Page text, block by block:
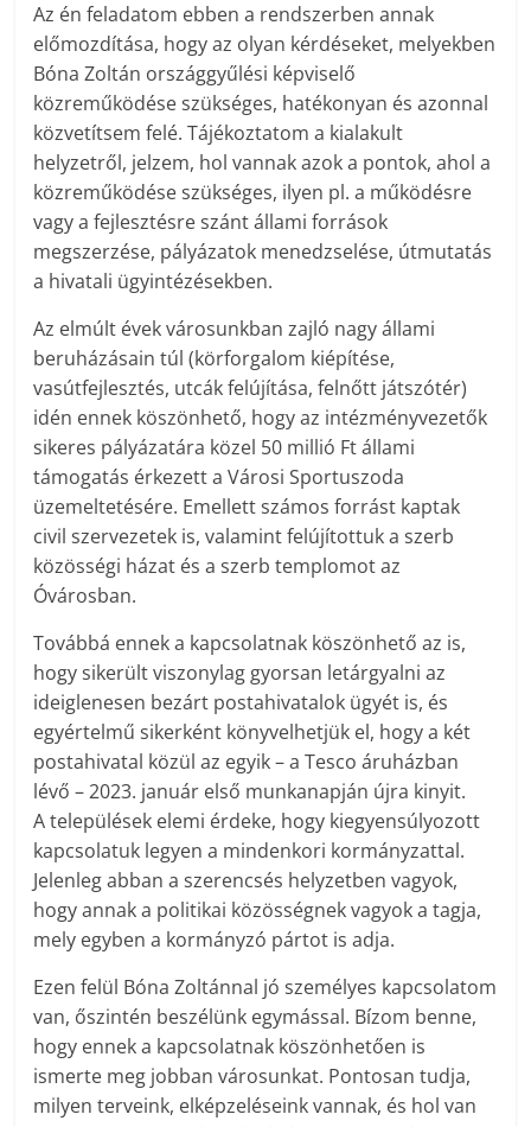
Az én feladatom ebben a rendszerben annak
előmozdítása, hogy az olyan kérdéseket, melyekben
Bóna Zoltán országgyűlési képviselő
közreműködése szükséges, hatékonyan és azonnal
közvetítsem felé. Tájékoztatom a kialakult
helyzetről, jelzem, hol vannak azok a pontok, ahol a
közreműködése szükséges, ilyen pl. a működésre
vagy a fejlesztésre szánt állami források
megszerzése, pályázatok menedzselése, útmutatás
a hivatali ügyintézésekben.
Az elmúlt évek városunkban zajló nagy állami
beruházásain túl (körforgalom kiépítése,
vasútfejlesztés, utcák felújítása, felnőtt játszótér)
idén ennek köszönhető, hogy az intézményvezetők
sikeres pályázatára közel 50 millió Ft állami
támogatás érkezett a Városi Sportuszoda
üzemeltetésére. Emellett számos forrást kaptak
civil szervezetek is, valamint felújítottuk a szerb
közösségi házat és a szerb templomot az
Óvárosban.
Továbbá ennek a kapcsolatnak köszönhető az is,
hogy sikerült viszonylag gyorsan letárgyalni az
ideiglenesen bezárt postahivatalok ügyét is, és
egyértelmű sikerként könyvelhetjük el, hogy a két
postahivatal közül az egyik – a Tesco áruházban
lévő – 2023. január első munkanapján újra kinyit.
A települések elemi érdeke, hogy kiegyensúlyozott
kapcsolatuk legyen a mindenkori kormányzattal.
Jelenleg abban a szerencsés helyzetben vagyok,
hogy annak a politikai közösségnek vagyok a tagja,
mely egyben a kormányzó pártot is adja.
Ezen felül Bóna Zoltánnal jó személyes kapcsolatom
van, őszintén beszélünk egymással. Bízom benne,
hogy ennek a kapcsolatnak köszönhetően is
ismerte meg jobban városunkat. Pontosan tudja,
milyen terveink, elképzeléseink vannak, és hol van